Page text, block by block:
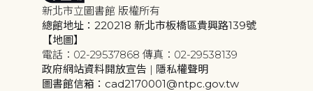
新北市立圖書館 版權所有
總館地址：220218 新北市板橋區貴興路139號
【地圖】
電話：02-29537868 傳真：02-29538139
政府網站資料開放宣告 | 隱私權聲明
圖書館信箱：cad2170001@ntpc.gov.tw